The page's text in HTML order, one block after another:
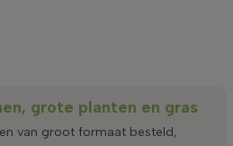
grote planten en gras
van groot formaat besteld,